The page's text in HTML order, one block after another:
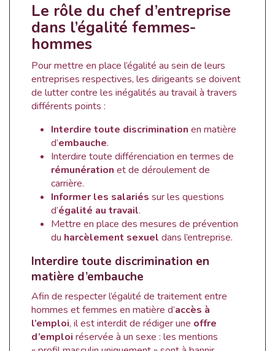
Le rôle du chef d’entreprise
dans l’égalité femmes-
hommes
Pour mettre en place l’égalité au sein de leurs
entreprises respectives, les dirigeants se doivent
de lutter contre les inégalités au travail à travers
différents points :
Interdire toute discrimination en matière
d’embauche.
Interdire toute différenciation en termes de
rémunération et de déroulement de
carrière.
Informer les salariés sur les questions
d’égalité au travail.
Mettre en place des mesures de prévention
du harcèlement sexuel dans l’entreprise.
Interdire toute discrimination en
matière d’embauche
Afin de respecter l’égalité de traitement entre
hommes et femmes en matière d’accès à
l’emploi, il est interdit de rédiger une offre
d’emploi réservée à un sexe : les mentions